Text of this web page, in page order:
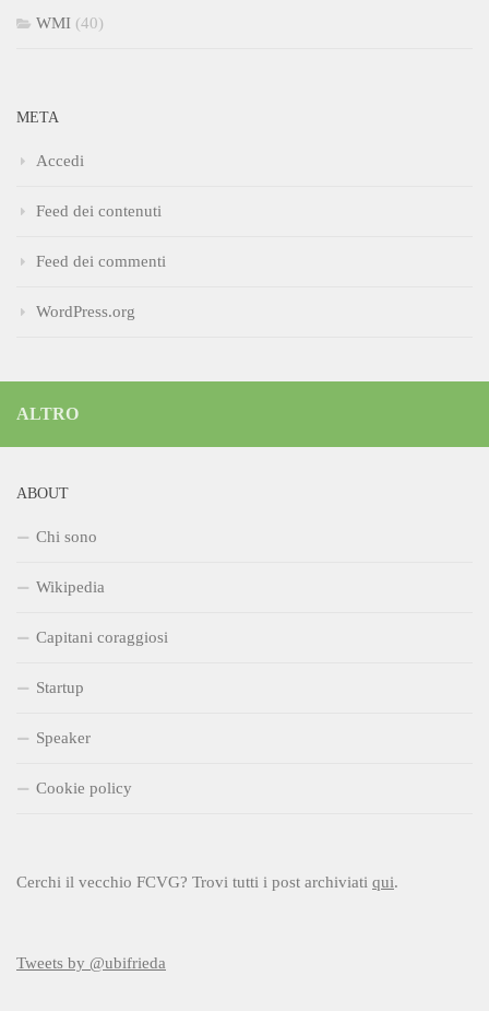
WMI (40)
META
Accedi
Feed dei contenuti
Feed dei commenti
WordPress.org
ALTRO
ABOUT
Chi sono
Wikipedia
Capitani coraggiosi
Startup
Speaker
Cookie policy
Cerchi il vecchio FCVG? Trovi tutti i post archiviati qui.
Tweets by @ubifrieda